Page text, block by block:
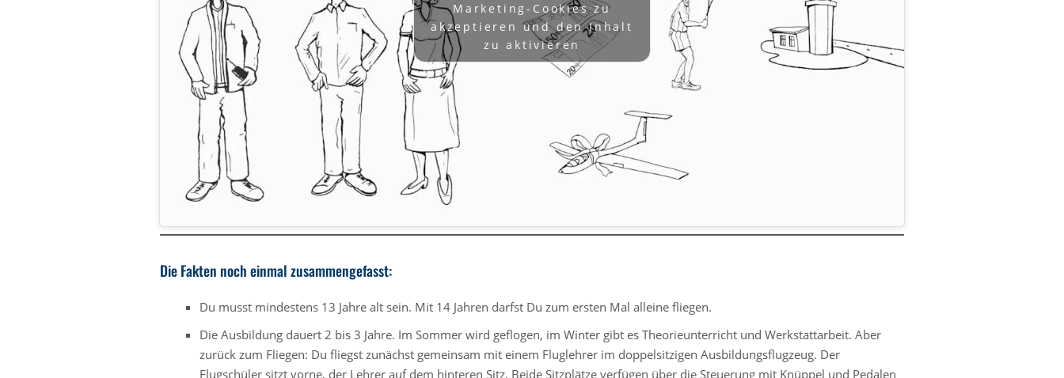
Marketing-Cookies zu
akzeptieren und den Inhalt
zu aktivieren
Die Fakten noch einmal zusammengefasst:
Du musst mindestens 13 Jahre alt sein. Mit 14 Jahren darfst Du zum ersten Mal alleine fliegen.
Die Ausbildung dauert 2 bis 3 Jahre. Im Sommer wird geflogen, im Winter gibt es Theorieunterricht und Werkstattarbeit. Aber
zurück zum Fliegen: Du fliegst zunächst gemeinsam mit einem Fluglehrer im doppelsitzigen Ausbildungsflugzeug. Der
Flugschüler sitzt vorne, der Lehrer auf dem hinteren Sitz. Beide Sitzplätze verfügen über die Steuerung mit Knüppel und Pedalen